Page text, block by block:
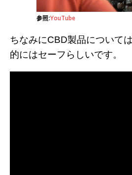
参照:YouTube
ちなみにCBD製品について
的にはセーフらしいです。